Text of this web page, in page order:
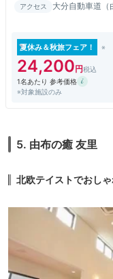
アクセス
大分自動車道（
夏休み＆秋旅フェア！
24,200
1名あたり 参考価格
※対象施設のみ
5. 由布の癒 友里
北欧テイストでおし